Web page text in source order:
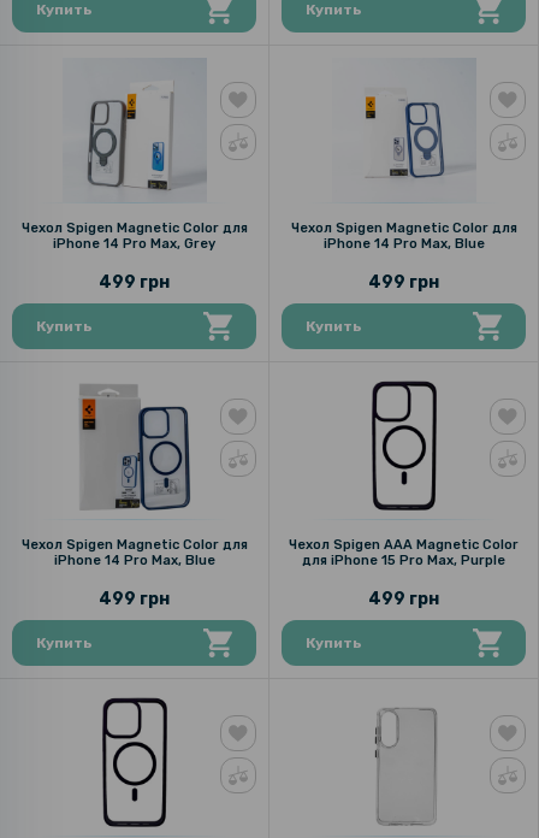
Купить Купить
Чехол Spigen Magnetic Color для
iPhone 14 Pro Max, Grey
499 грн
Купить
Чехол Spigen Magnetic Color для
iPhone 14 Pro Max, Blue
499 грн
Купить
Чехол Spigen Magnetic Color для
iPhone 14 Pro Max, Blue
499 грн
Купить
Чехол Spigen AAA Magnetic Color
для iPhone 15 Pro Max, Purple
499 грн
Купить